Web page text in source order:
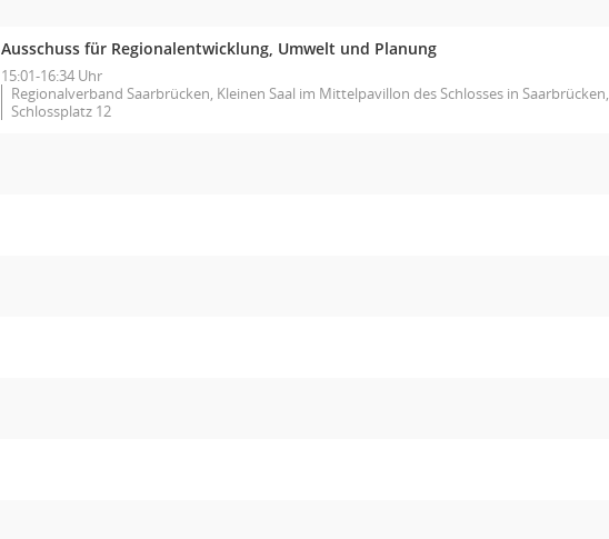
Ausschuss für Regionalentwicklung, Umwelt und Planung
15:01-16:34 Uhr
Regionalverband Saarbrücken, Kleinen Saal im Mittelpavillon des Schlosses in Saarbrücken,
Schlossplatz 12